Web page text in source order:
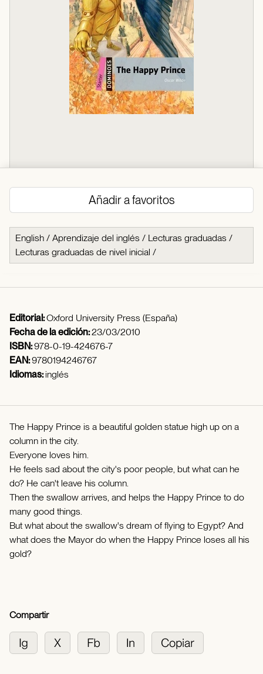
Añadir a favoritos
English / Aprendizaje del inglés / Lecturas graduadas /
Lecturas graduadas de nivel inicial /
Editorial:Oxford University Press (España)
Fecha de la edición:23/03/2010
ISBN:978-0-19-424676-7
EAN:9780194246767
Idiomas:inglés
The Happy Prince is a beautiful golden statue high up on a
column in the city.
Everyone loves him.
He feels sad about the city's poor people, but what can he
do? He can't leave his column.
Then the swallow arrives, and helps the Happy Prince to do
many good things.
But what about the swallow's dream of flying to Egypt? And
what does the Mayor do when the Happy Prince loses all his
gold?
Compartir